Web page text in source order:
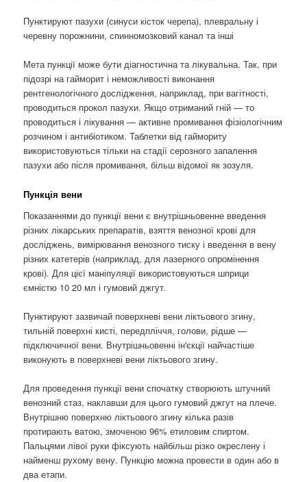
Пунктируют пазухи (синуси кісток черепа), плевральну і
черевну порожнини, спинномозковий канал та інші
Мета пункції може бути діагностична та лікувальна.Так, при
підозрі на гайморит і неможливості виконання
рентгенологічного дослідження, наприклад, при вагітності,
проводиться прокол пазухи. Якщо отриманий гній — то
проводиться і лікування — активне промивання фізіологічним
розчином і антибіотиком. Таблетки від гаймориту
використовуються тільки на стадії серозного запалення
пазухи або після промивання, більш відомої як зозуля.
Пункція вени
Показаннями до пункції вени є внутрішньовенне введення
різних лікарських препаратів, взяття венозної крові для
досліджень, вимірювання венозного тиску і введення в вену
різних катетерів (наприклад, для лазерного опромінення
крові). Для цієї маніпуляції використовуються шприци
ємністю 10 20 мл і гумовий джгут.
Пунктируют зазвичай поверхневі вени ліктьового згину,
тильній поверхні кисті, передпліччя, голови, рідше —
підключичної вени. Внутрішньовенні ін'єкції найчастіше
виконують в поверхневі вени ліктьового згину.
Для проведення пункції вени спочатку створюють штучний
венозний стаз, наклавши для цього гумовий джгут на плече.
Внутрішню поверхню ліктьового згину кілька разів
протирають ватою, змоченою 96% етиловим спиртом.
Пальцями лівої руки фіксують найбільш різко окреслену і
найменш рухому вену. Пункцію можна провести в один або в
два етапи.